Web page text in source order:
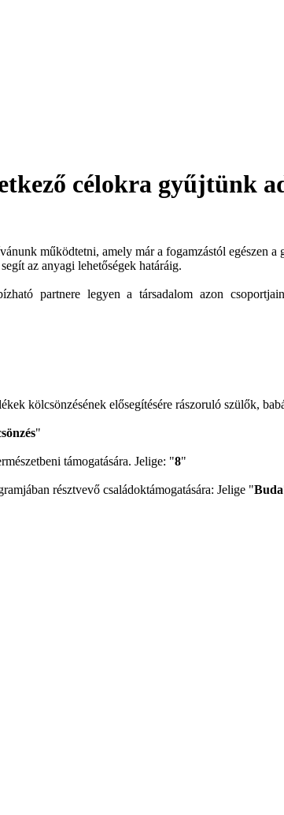
célokra gyűjtünk
működtetni, amely már a fogamzástól egészen
az anyagi lehetőségek határáig.
partnere legyen a társadalom azon
kölcsönzésének elősegítésére rászoruló szülők,
"
támogatására. Jelige: "8"
résztvevő családoktámogatására: Jelige "Buda